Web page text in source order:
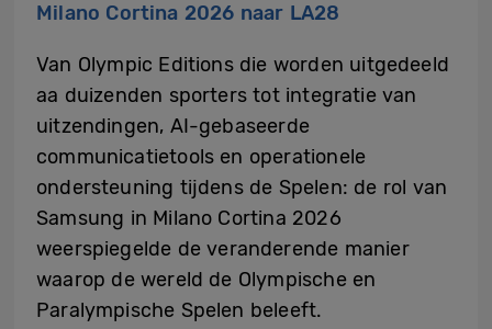
Milano Cortina 2026 naar LA28
Van Olympic Editions die worden uitgedeeld
aa duizenden sporters tot integratie van
uitzendingen, AI-gebaseerde
communicatietools en operationele
ondersteuning tijdens de Spelen: de rol van
Samsung in Milano Cortina 2026
weerspiegelde de veranderende manier
waarop de wereld de Olympische en
Paralympische Spelen beleeft.